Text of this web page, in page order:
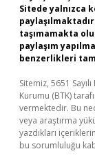
Sitede yalnızca
taşımamakta
paylaşım
benzerlikleri
Sitemiz, 5651
Kurumu (BTK)
vermektedir. Bu
veya araştırma
yazdıkları
bu sorumluluğu